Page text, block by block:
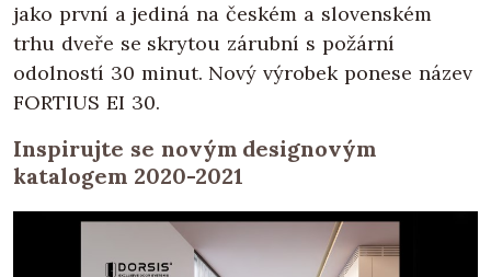
jako první a jediná na českém a slovenském
trhu dveře se skrytou zárubní s požární
odolností 30 minut. Nový výrobek ponese název
FORTIUS EI 30.
Inspirujte se novým designovým
katalogem 2020-2021